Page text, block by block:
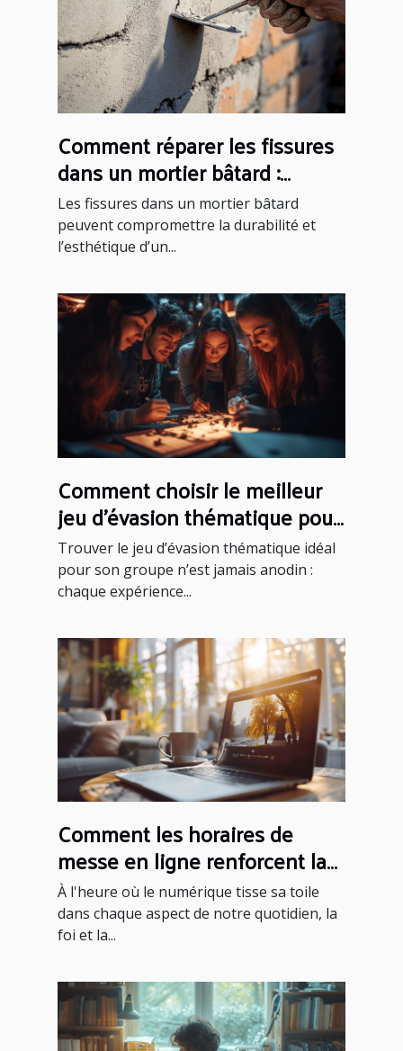
Comment réparer les fissures
dans un mortier bâtard :
méthodes et conseils
Les fissures dans un mortier bâtard
peuvent compromettre la durabilité et
l’esthétique d’un...
Comment choisir le meilleur
jeu d'évasion thématique pour
votre groupe
Trouver le jeu d’évasion thématique idéal
pour son groupe n’est jamais anodin :
chaque expérience...
Comment les horaires de
messe en ligne renforcent la
foi communautaire
À l'heure où le numérique tisse sa toile
dans chaque aspect de notre quotidien, la
foi et la...